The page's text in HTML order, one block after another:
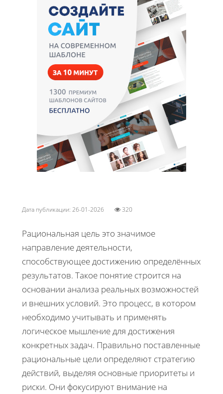
Дата публикации: 26-01-2026 320
Рациональная цель это значимое
направление деятельности,
способствующее достижению определённых
результатов. Такое понятие строится на
основании анализа реальных возможностей
и внешних условий. Это процесс, в котором
необходимо учитывать и применять
логическое мышление для достижения
конкретных задач. Правильно поставленные
рациональные цели определяют стратегию
действий, выделяя основные приоритеты и
риски. Они фокусируют внимание на